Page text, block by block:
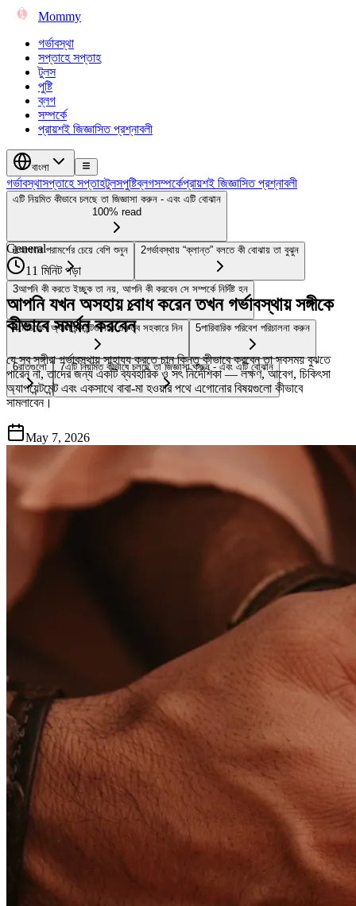
Mommy
গর্ভাবস্থা
সপ্তাহে সপ্তাহ
টুলস
পুষ্টি
ব্লগ
সম্পর্কে
প্রায়শই জিজ্ঞাসিত প্রশ্নাবলী
বাংলা
গর্ভাবস্থাসপ্তাহে সপ্তাহটুলসপুষ্টিব্লগসম্পর্কেপ্রায়শই জিজ্ঞাসিত প্রশ্নাবলী
এটি নিয়মিত কীভাবে চলছে তা জিজ্ঞাসা করুন - এবং এটি বোঝান
100% read
1আপনার পরামর্শের চেয়ে বেশি শুনুন 2গর্ভাবস্থায় “ক্লান্ত” বলতে কী বোঝায় তা বুঝুন
3আপনি কী করতে ইচ্ছুক তা নয়, আপনি কী করবেন সে সম্পর্কে নির্দিষ্ট হন
4মেডিকেল অ্যাপয়েন্টমেন্টগুলিকে গুরুত্ব সহকারে নিন 5পারিবারিক পরিবেশ পরিচালনা করুন
6রাতগুলো 7এটি নিয়মিত কীভাবে চলছে তা জিজ্ঞাসা করুন - এবং এটি বোঝান
General
11 মিনিট পড়া
আপনি যখন অসহায় বোধ করেন তখন গর্ভাবস্থায় সঙ্গীকে
কীভাবে সমর্থন করবেন
যে সব সঙ্গীরা গর্ভাবস্থায় সাহায্য করতে চান কিন্তু কীভাবে করবেন তা সবসময় বুঝতে
পারেন না, তাদের জন্য একটি ব্যবহারিক ও সৎ নির্দেশিকা — লক্ষণ, আবেগ, চিকিৎসা
অ্যাপয়েন্টমেন্ট এবং একসাথে বাবা-মা হওয়ার পথে এগোনোর বিষয়গুলো কীভাবে
সামলাবেন।
May 7, 2026